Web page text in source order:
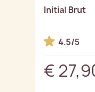
Initial Brut
4.5/5
€